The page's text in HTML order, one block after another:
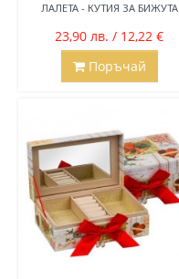
ЛАЛЕТА - КУТИЯ ЗА БИЖУТА
23,90 лв. / 12,22 €
Поръчай